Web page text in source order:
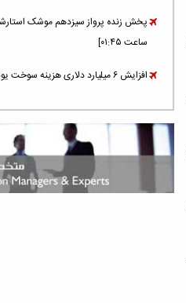
پخش زنده پرواز سیزدهم موشک
ساعت ۰۱:۴۵]
افزایش ۶ میلیارد دلاری هزینه‌ سوخت یونایتد ایرلاینز
هوش مصنوعی وارد تعمیر و بازرسی
حمله هوایی به تأسیسات فرودگاه سمنان
دلاری